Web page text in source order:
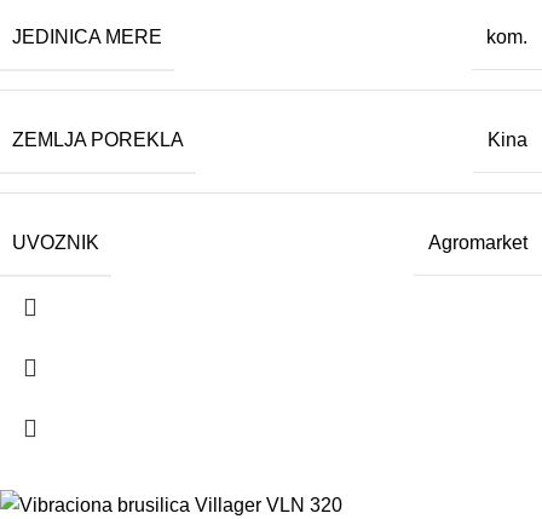
JEDINICA MERE kom.
ZEMLJA POREKLA Kina
UVOZNIK Agromarket